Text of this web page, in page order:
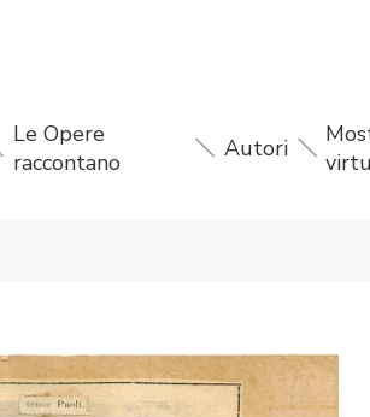
Le Opere
raccontano
Autori